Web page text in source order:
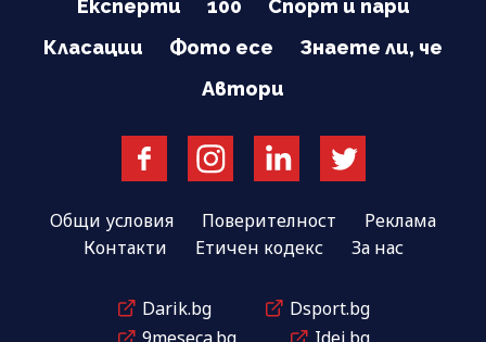
Експерти
100
Спорт и пари
Класации
Фото есе
Знаете ли, че
Автори
Общи условия Поверителност
Реклама
Контакти
Етичен кодекс За нас
Darik.bg
Dsport.bg